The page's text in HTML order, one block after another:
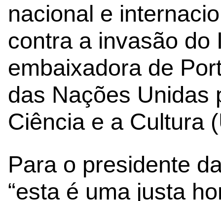
nacional e
contra a invasão do
embaixadora de
das Nações Unidas
Ciência e a Cultura
Para o presidente
“esta é uma justa